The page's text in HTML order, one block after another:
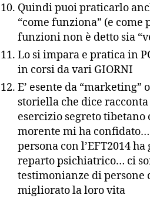
Quindi puoi praticarlo
“come funziona” (e come
funzioni non è detto sia
Lo si impara e pratica in
in corsi da vari GIORNI
E’ esente da “marketing”
storiella che dice
esercizio segreto tibetano
morente mi ha
persona con l’EFT2014
reparto psichiatrico… ci
testimonianze di persone
migliorato la loro vita